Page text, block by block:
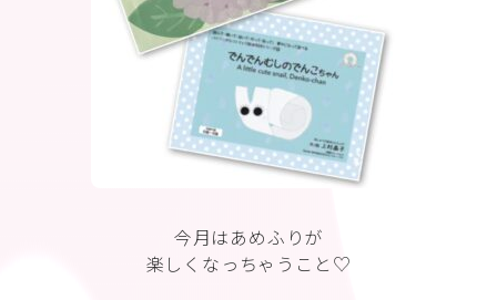
今月はあめふりが
楽しくなっちゃうこと♡